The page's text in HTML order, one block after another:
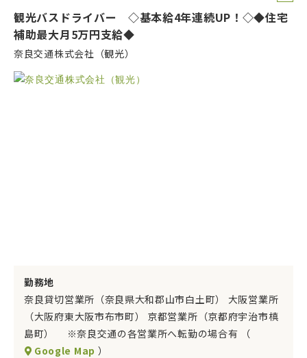
員
観光バスドライバー ◇基本給4年連続UP！◇◆住宅
補助最大月5万円支給◆
奈良交通株式会社（観光）
勤務地
奈良貸切営業所（奈良県大和郡山市白土町） 大阪営業所
（大阪府東大阪市布市町） 京都営業所（京都府宇治市槙
島町） ※奈良交通の各営業所へ転勤の場合有 （
Google Map ）